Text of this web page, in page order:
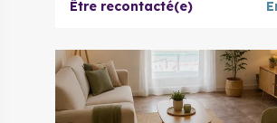
Être recontacté(e)